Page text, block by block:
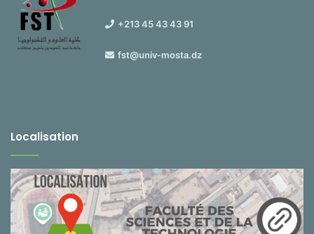
+213 45 43 43 91
fst@univ-mosta.dz
Localisation